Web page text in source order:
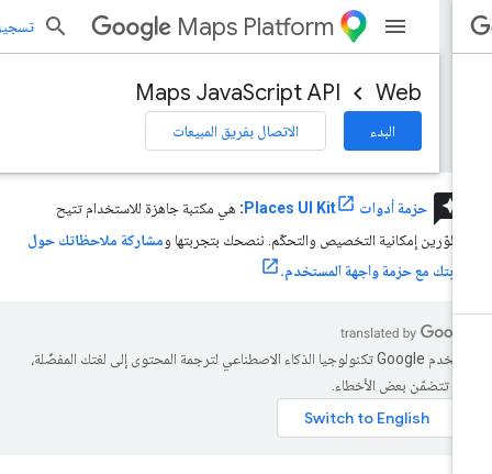
Maps Platform تسجيل
Web
Maps JavaScript API
الاتصال بفريق المبيعات
حزمة أدوات Places UI Kit :هي مكتبة جاهزة للاستخدام تتيح
إمكانية التخصيص والتحكّم. ننصحك بتجربتها ومشاركة ملاحظاتك حول
مع حزمة واجهة المستخدم.
تستخدم Google تكنولوجيا الذكاء الاصطناعي لترجمة المحتوى إلى لغتك المفضّلة،
تتضمّن بعض الأخطاء.